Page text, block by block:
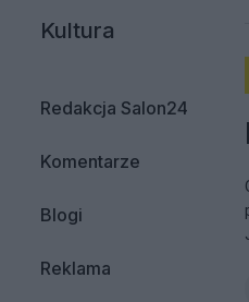
Kultura
Redakcja Salon24
Komentarze
Blogi
Reklama